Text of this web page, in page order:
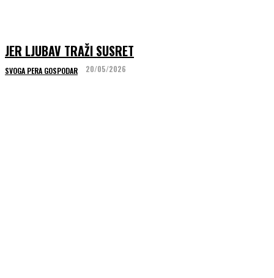
JER LJUBAV TRAŽI SUSRET
SVOGA PERA GOSPODAR 20/05/2026